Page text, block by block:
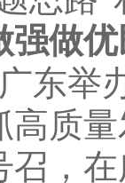
做优
举办
高质
召，